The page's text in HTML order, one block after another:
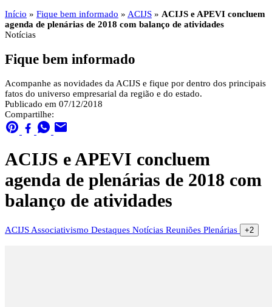
Início » Fique bem informado » ACIJS » ACIJS e APEVI concluem
agenda de plenárias de 2018 com balanço de atividades
Notícias
Fique bem informado
Acompanhe as novidades da ACIJS e fique por dentro dos principais
fatos do universo empresarial da região e do estado.
Publicado em 07/12/2018
Compartilhe:
ACIJS e APEVI concluem
agenda de plenárias de 2018 com
balanço de atividades
ACIJS Associativismo Destaques Notícias Reuniões Plenárias +2